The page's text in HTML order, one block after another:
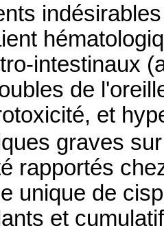
intestinaux
de
et
graves
rapportés
unique de
et